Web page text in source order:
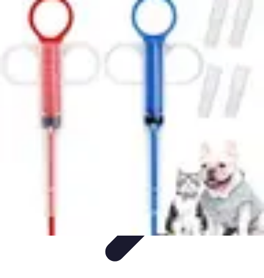
Medical Direct
Conseils pratiquesComprendre la médecine directe
professionnel
Services Médicaux Avantages de la médecine directe